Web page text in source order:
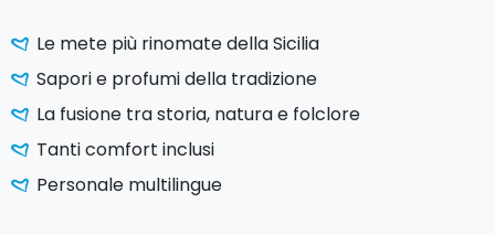
Le mete più rinomate della Sicilia
Sapori e profumi della tradizione
La fusione tra storia, natura e folclore
Tanti comfort inclusi
Personale multilingue